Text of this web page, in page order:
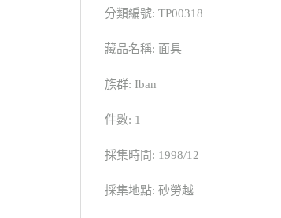
分類編號: TP00318
藏品名稱: 面具
族群: Iban
件數: 1
採集時間: 1998/12
採集地點: 砂勞越